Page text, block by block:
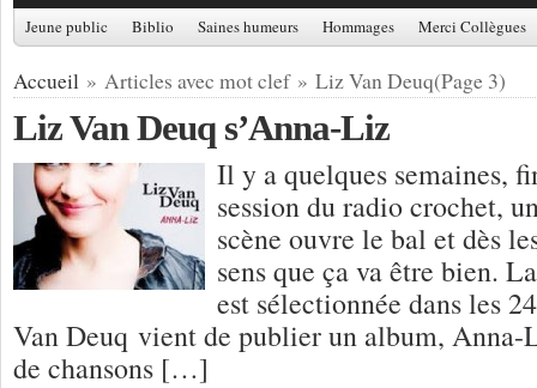
Jeune public Biblio Saines humeurs Hommages Merci Collègues
Accueil » Articles avec mot clef » Liz Van Deuq(Page 3)
Liz Van Deuq s’Anna-Liz
Il y a quelques semaines,
session du radio crochet,
scène ouvre le bal et dès
sens que ça va être bien.
est sélectionnée dans les
Van Deuq vient de publier un album, Anna-
de chansons […]